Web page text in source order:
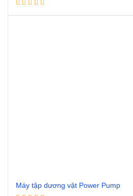
Máy tập dương vật Power Pump